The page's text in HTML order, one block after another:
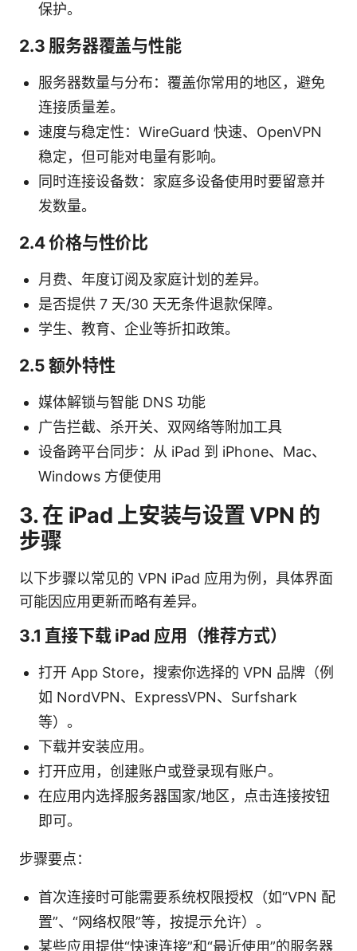
保护。
2.3 服务器覆盖与性能
服务器数量与分布：覆盖你常用的地区，避免
连接质量差。
速度与稳定性：WireGuard 快速、OpenVPN
稳定，但可能对电量有影响。
同时连接设备数：家庭多设备使用时要留意并
发数量。
2.4 价格与性价比
月费、年度订阅及家庭计划的差异。
是否提供 7 天/30 天无条件退款保障。
学生、教育、企业等折扣政策。
2.5 额外特性
媒体解锁与智能 DNS 功能
广告拦截、杀开关、双网络等附加工具
设备跨平台同步：从 iPad 到 iPhone、Mac、
Windows 方便使用
3. 在 iPad 上安装与设置 VPN 的
步骤
以下步骤以常见的 VPN iPad 应用为例，具体界面
可能因应用更新而略有差异。
3.1 直接下载 iPad 应用（推荐方式）
打开 App Store，搜索你选择的 VPN 品牌（例
如 NordVPN、ExpressVPN、Surfshark
等）。
下载并安装应用。
打开应用，创建账户或登录现有账户。
在应用内选择服务器国家/地区，点击连接按钮
即可。
步骤要点：
首次连接时可能需要系统权限授权（如“VPN 配
置”、“网络权限”等，按提示允许）。
某些应用提供“快速连接”和“最近使用”的服务器